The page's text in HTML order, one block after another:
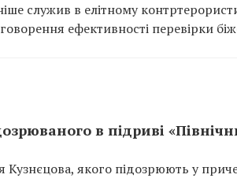
служив в елітному
ефективності перевірки
в підриві
Кузнєцова, якого підозрюють у